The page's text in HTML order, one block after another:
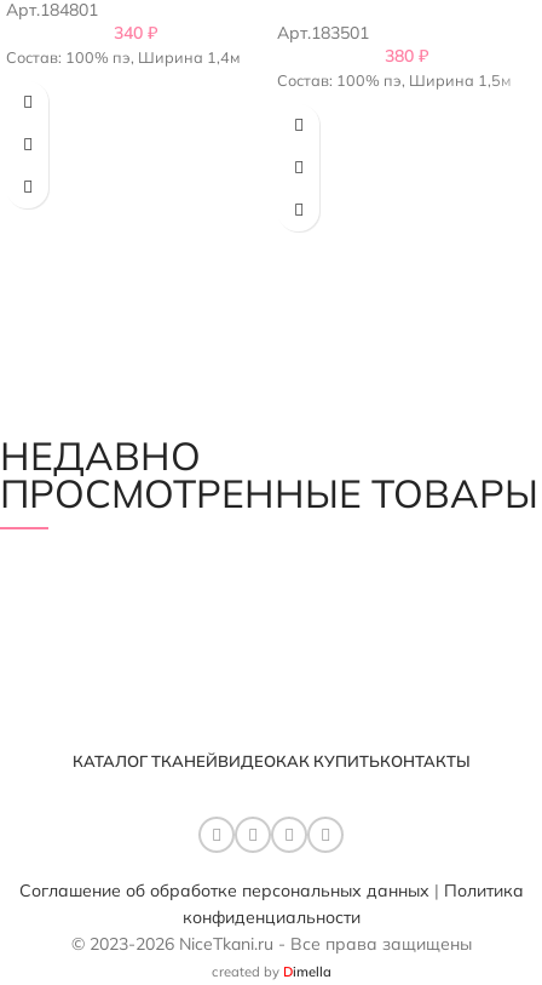
Арт.184801
340 ₽
Состав: 100% пэ, Ширина 1,4м
Арт.183501
380 ₽
Состав: 100% пэ, Ширина 1,5м
НЕДАВНО
ПРОСМОТРЕННЫЕ ТОВАРЫ
КАТАЛОГ ТКАНЕЙВИДЕОКАК КУПИТЬКОНТАКТЫ
Соглашение об обработке персональных данных | Политика
конфиденциальности
© 2023-2026 NiceTkani.ru - Все права защищены
created by Dimella